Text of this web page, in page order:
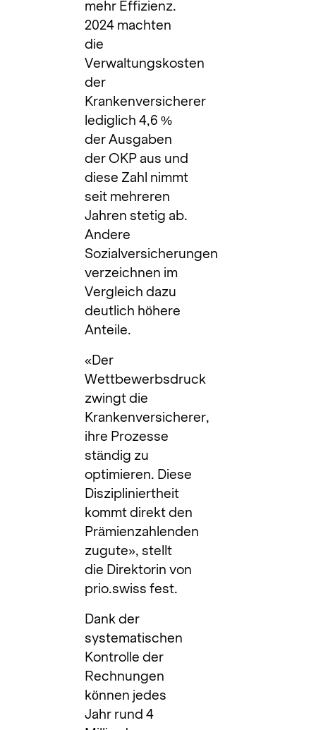
mehr Effizienz.
2024 machten
die
Verwaltungskosten
der
Krankenversicherer
lediglich 4,6 %
der Ausgaben
der OKP aus und
diese Zahl nimmt
seit mehreren
Jahren stetig ab.
Andere
Sozialversicherungen
verzeichnen im
Vergleich dazu
deutlich höhere
Anteile.
«Der
Wettbewerbsdruck
zwingt die
Krankenversicherer,
ihre Prozesse
ständig zu
optimieren. Diese
Diszipliniertheit
kommt direkt den
Prämienzahlenden
zugute», stellt
die Direktorin von
prio.swiss fest.
Dank der
systematischen
Kontrolle der
Rechnungen
können jedes
Jahr rund 4